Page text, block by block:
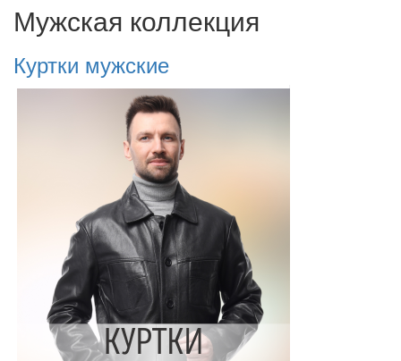
Мужская коллекция
Куртки мужские